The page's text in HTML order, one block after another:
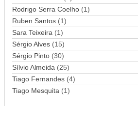
Rodrigo Serra Coelho(1)
Ruben Santos(1)
Sara Teixeira (1)
Sérgio Alves(15)
Sérgio Pinto(30)
Sílvio Almeida (25)
Tiago Fernandes(4)
Tiago Mesquita (1)